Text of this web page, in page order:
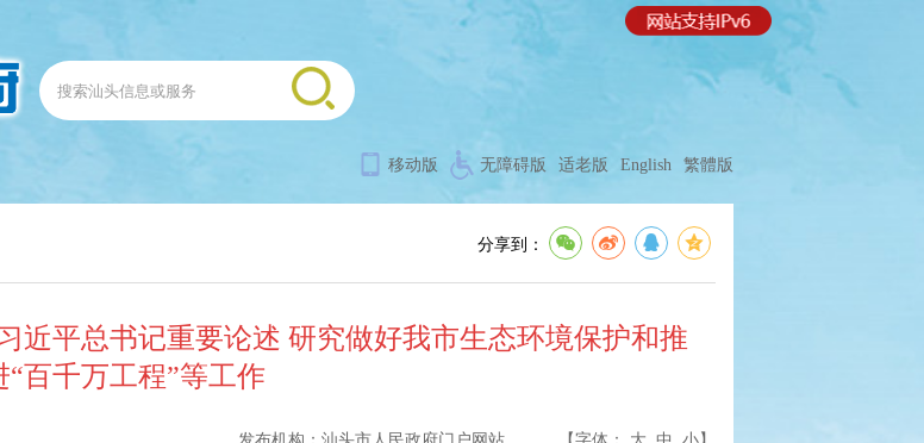
移动版 无障碍版 适老版 English 繁體版
分享到：
近平总书记重要论述 研究做好我市生态环境保护和推
“百千万工程”等工作